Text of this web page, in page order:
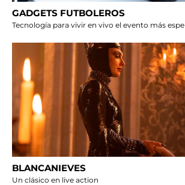
GADGETS FUTBOLEROS
Tecnología para vivir en vivo el evento más
BLANCANIEVES
Un clásico en live action